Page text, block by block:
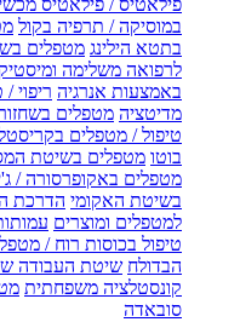
פילאטיס / פילאטיס
במוסיקה / תרפיה בקול
בתטא הילינג מטפלים
לרפואה משלימה
באמצעות אנרגיה ריפוי
מדיטציה מטפלים בשחזור
טיפול / מטפלים
בוטו מטפלים בשיטת
מטפלים באקופרסורה /
בשיטת האקומי הדרכת
למטפלים ומוצרים
טיפול בכוסות רוח /
הבדולח שיטת העבודה של
קונסטלציה משפחתית
סובאדה